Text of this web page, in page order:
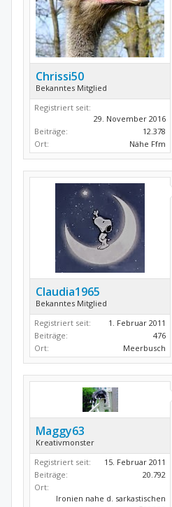
Chrissi50
Bekanntes Mitglied
Registriert seit:
29. November 2016
Beiträge:
12.378
Ort:
Nähe Ffm
Claudia1965
Bekanntes Mitglied
Registriert seit:
1. Februar 2011
Beiträge:
476
Ort:
Meerbusch
Maggy63
Kreativmonster
Registriert seit:
15. Februar 2011
Beiträge:
20.792
Ort:
Ironien nahe d. sarkastischen